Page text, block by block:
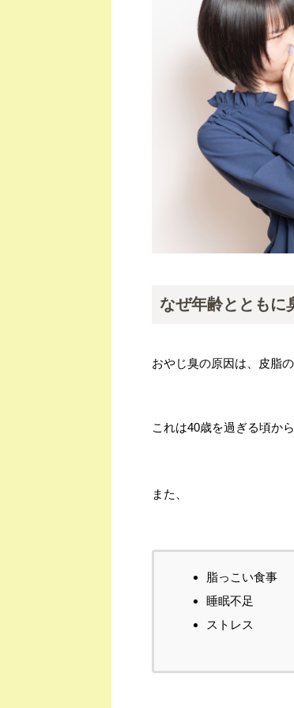
なぜ年齢とともに
おやじ臭の原因は、皮脂
これは40歳を過ぎる頃か
また、
脂っこい食事
睡眠不足
ストレス